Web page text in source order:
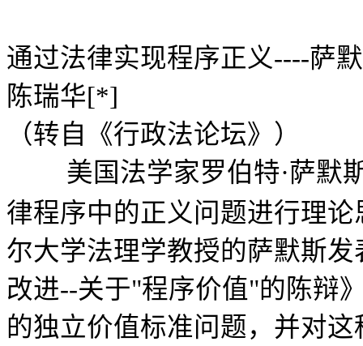
通过法律实现程序正义
陈瑞华[*]
（转自《行政法论坛》）
美国法学家罗伯特·萨默
律程序中的正义问题进行理
尔大学法理学教授的萨默斯
改进--关于"程序价值"的陈辩
的独立价值标准问题，并对